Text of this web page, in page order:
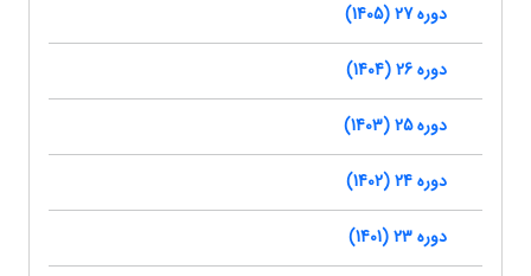
دوره 27 (1405)
دوره 26 (1404)
دوره 25 (1403)
دوره 24 (1402)
دوره 23 (1401)